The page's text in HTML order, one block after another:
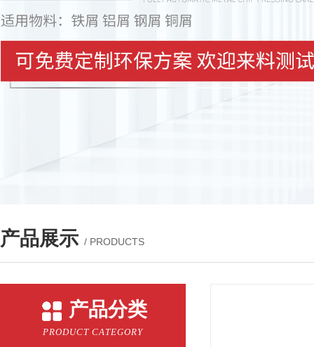
产品展示 / PRODUCTS
产品分类
PRODUCT CATEGORY